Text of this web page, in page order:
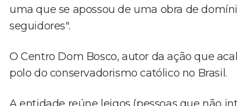
uma que se apossou de uma obra de
seguidores".
O Centro Dom Bosco, autor da ação que
polo do conservadorismo católico no Brasil.